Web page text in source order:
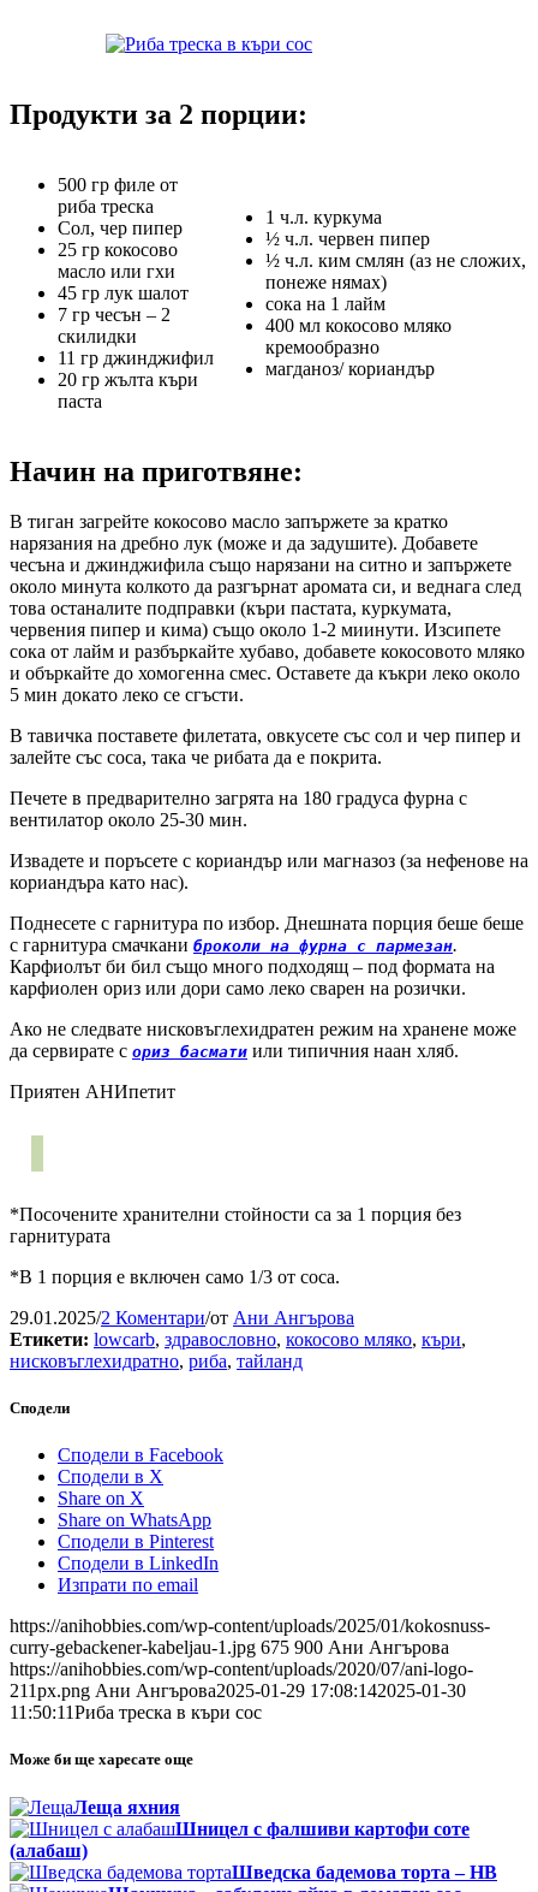
Продукти за 2 порции:
500 гр филе от
риба треска
Сол, чер пипер
25 гр кокосово
масло или гхи
45 гр лук шалот
7 гр чесън – 2
скилидки
11 гр джинджифил
20 гр жълта къри
паста
1 ч.л. куркума
½ ч.л. червен пипер
½ ч.л. ким смлян (аз не сложих,
понеже нямах)
сока на 1 лайм
400 мл кокосово мляко
кремообразно
магданоз/ кориандър
Начин на приготвяне:
В тиган загрейте кокосово масло запържете за кратко
нарязания на дребно лук (може и да задушите). Добавете
чесъна и джинджифила също нарязани на ситно и запържете
около минута колкото да разгърнат аромата си, и веднага след
това останалите подправки (къри пастата, куркумата,
червения пипер и кима) също около 1-2 миинути. Изсипете
сока от лайм и разбъркайте хубаво, добавете кокосовото мляко
и объркайте до хомогенна смес. Оставете да къкри леко около
5 мин докато леко се сгъсти.
В тавичка поставете филетата, овкусете със сол и чер пипер и
залейте със соса, така че рибата да е покрита.
Печете в предварително загрята на 180 градуса фурна с
вентилатор около 25-30 мин.
Извадете и поръсете с кориандър или магназоз (за нефенове на
кориандъра като нас).
Поднесете с гарнитура по избор. Днешната порция беше беше
с гарнитура смачкани броколи на фурна с пармезан.
Карфиолът би бил също много подходящ – под формата на
карфиолен ориз или дори само леко сварен на розички.
Ако не следвате нисковъглехидратен режим на хранене може
да сервирате с ориз басмати или типичния наан хляб.
Приятен АНИпетит
*Посочените хранителни стойности са за 1 порция без
гарнитурата
*В 1 порция е включен само 1/3 от соса.
29.01.2025/2 Коментари/от Ани Ангърова
Етикети: lowcarb, здравословно, кокосово мляко, къри,
нисковъглехидратно, риба, тайланд
Сподели
Сподели в Facebook
Сподели в X
Share on X
Share on WhatsApp
Сподели в Pinterest
Сподели в LinkedIn
Изпрати по email
https://anihobbies.com/wp-content/uploads/2025/01/kokosnuss-
curry-gebackener-kabeljau-1.jpg 675 900 Ани Ангърова
https://anihobbies.com/wp-content/uploads/2020/07/ani-logo-
211px.png Ани Ангърова2025-01-29 17:08:142025-01-30
11:50:11Риба треска в къри сос
Може би ще харесате още
Леща яхния
Шницел с фалшиви картофи соте
(алабаш)
Шведска бадемова торта – НВ